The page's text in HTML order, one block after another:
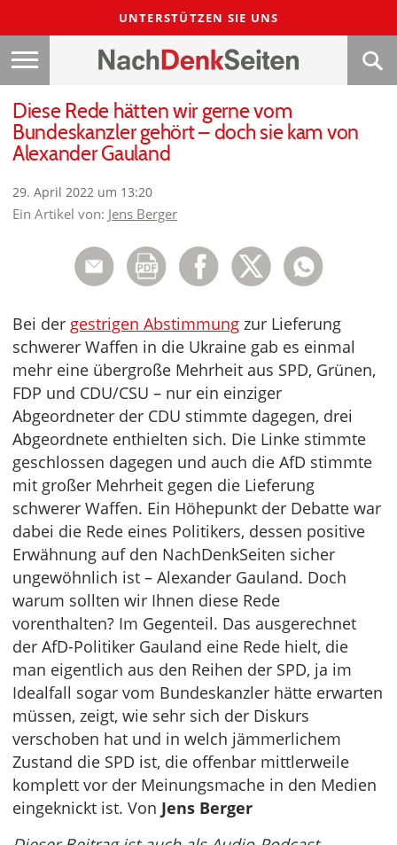
UNTERSTÜTZEN SIE UNS
Diese Rede hätten wir gerne vom
Bundeskanzler gehört – doch sie kam von
Alexander Gauland
29. April 2022 um 13:20
Ein Artikel von: Jens Berger
Bei der gestrigen Abstimmung zur Lieferung
schwerer Waffen in die Ukraine gab es einmal
mehr eine übergroße Mehrheit aus SPD, Grünen,
FDP und CDU/CSU – nur ein einziger
Abgeordneter der CDU stimmte dagegen, drei
Abgeordnete enthielten sich. Die Linke stimmte
geschlossen dagegen und auch die AfD stimmte
mit großer Mehrheit gegen die Lieferung
schwerer Waffen. Ein Höhepunkt der Debatte war
dabei die Rede eines Politikers, dessen positive
Erwähnung auf den NachDenkSeiten sicher
ungewöhnlich ist – Alexander Gauland. Doch
warum sollten wir Ihnen diese Rede
vorenthalten? Im Gegenteil. Das ausgerechnet
der AfD-Politiker Gauland eine Rede hielt, die
man eigentlich aus den Reihen der SPD, ja im
Idealfall sogar vom Bundeskanzler hätte erwarten
müssen, zeigt, wie sehr sich der Diskurs
verschoben hat und in welch jämmerlichem
Zustand die SPD ist, die offenbar mittlerweile
komplett vor der Meinungsmache in den Medien
eingeknickt ist. Von Jens Berger